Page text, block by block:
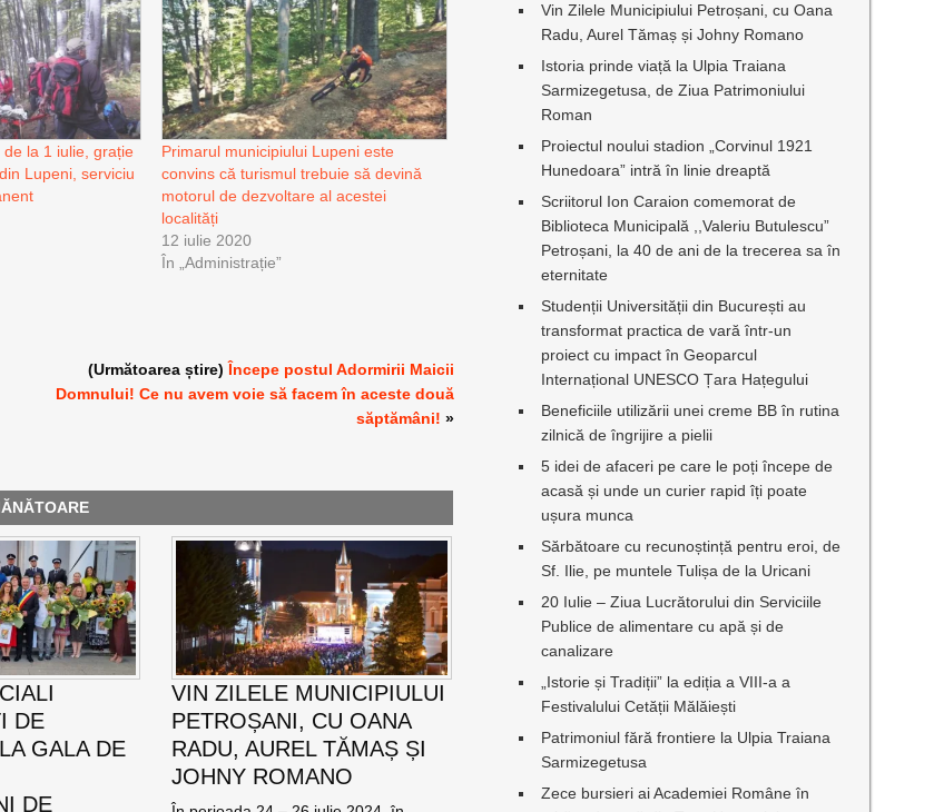
la 1 iulie, grație
Lupeni, serviciu
Primarul municipiului Lupeni este
convins că turismul trebuie să devină
motorul de dezvoltare al acestei
localități
12 iulie 2020
În „Administrație”
(Următoarea știre) Începe postul Adormirii Maicii
Domnului! Ce nu avem voie să facem în aceste două
săptămâni! »
DE
GALA DE
DE
VIN ZILELE MUNICIPIULUI
PETROȘANI, CU OANA
RADU, AUREL TĂMAȘ ȘI
JOHNY ROMANO
Vin Zilele Municipiului Petroșani, cu Oana
Radu, Aurel Tămaș și Johny Romano
Istoria prinde viață la Ulpia Traiana
Sarmizegetusa, de Ziua Patrimoniului
Roman
Proiectul noului stadion „Corvinul 1921
Hunedoara” intră în linie dreaptă
Scriitorul Ion Caraion comemorat de
Biblioteca Municipală ,,Valeriu Butulescu”
Petroșani, la 40 de ani de la trecerea sa în
eternitate
Studenții Universității din București au
transformat practica de vară într-un
proiect cu impact în Geoparcul
Internațional UNESCO Țara Hațegului
Beneficiile utilizării unei creme BB în rutina
zilnică de îngrijire a pielii
5 idei de afaceri pe care le poți începe de
acasă și unde un curier rapid îți poate
ușura munca
Sărbătoare cu recunoștință pentru eroi, de
Sf. Ilie, pe muntele Tulișa de la Uricani
20 Iulie – Ziua Lucrătorului din Serviciile
Publice de alimentare cu apă și de
canalizare
„Istorie și Tradiții” la ediția a VIII-a a
Festivalului Cetății Mălăiești
Patrimoniul fără frontiere la Ulpia Traiana
Sarmizegetusa
Zece bursieri ai Academiei Române în